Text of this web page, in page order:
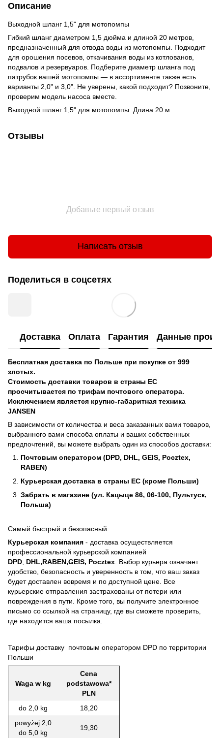
Описание
Выходной шланг 1,5" для мотопомпы
Гибкий шланг диаметром 1,5 дюйма и длиной 20 метров,
предназначенный для отвода воды из мотопомпы. Подходит
для орошения посевов, откачивания воды из котлованов,
подвалов и резервуаров. Подберите диаметр шланга под
патрубок вашей мотопомпы — в ассортименте также есть
варианты 2,0" и 3,0". Не уверены, какой подходит? Позвоните,
проверим модель насоса вместе.
Выходной шланг 1,5" для мотопомпы. Длина 20 м.
Отзывы
Добавьте первый отзыв
Написать отзыв
Поделиться в соцсетях
Доставка Оплата Гарантия Данные
Бесплатная доставка по Польше при покупке от 999
злотых.
Стоимость доставки товаров в страны ЕС
просчитывается по трифам почтового оператора.
Исключением является крупно-габаритная техника
JANSEN
В зависимости от количества и веса заказанных вами товаров,
выбранного вами способа оплаты и ваших собственных
предпочтений, вы можете выбрать один из способов доставки:
Почтовым оператором (DPD, DHL, GEIS, Pocztex,
RABEN)
Курьерская доставка в страны ЕС (кроме Польши)
Забрать в магазине (ул. Кацыце 86, 06-100, Пультуск,
Польша)
Самый быстрый и безопасный:
Курьерская компания - доставка осуществляется
профессиональной курьерской компанией
DPD DHL,RABEN,GEIS, Pocztex . Выбор курьера означает
удобство, безопасность и уверенность в том, что ваш заказ
будет доставлен вовремя и по доступной цене. Все
курьерские отправления застрахованы от потери или
повреждения в пути. Кроме того, вы получите электронное
письмо со ссылкой на страницу, где вы сможете проверить,
где находится ваша посылка.
Тарифы доставку почтовым оператором DPD по территории
Польши
Waga w kg
Cena
podstawowa*
PLN
do 2,0 kg
18,20
powyżej 2,0
do 5,0 kg
19,30